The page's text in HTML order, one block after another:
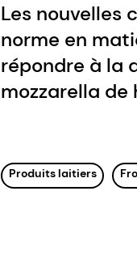
Les nouvelles
norme en
répondre à la
mozzarella
Produits laitiers